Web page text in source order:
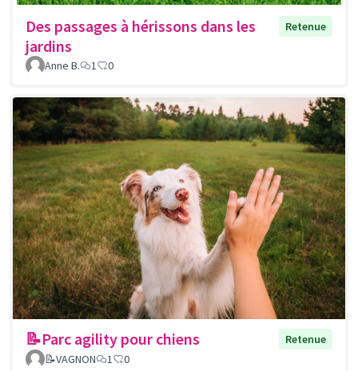
Des passages à hérissons dans les
jardins
Retenue
Anne B. 1 0
📝Parc agility pour chiens
Retenue
📝VAGNON
1 0